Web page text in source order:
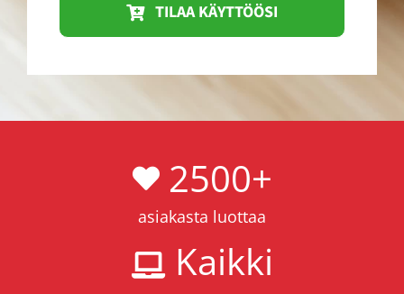
TILAA KÄYTTÖÖSI
2500+
asiakasta luottaa
Kaikki